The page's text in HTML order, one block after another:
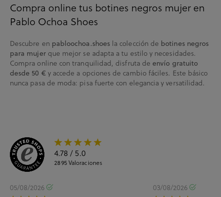
Compra online tus botines negros mujer en
Pablo Ochoa Shoes
Descubre en pabloochoa.shoesla colección de botines negros
para mujerque mejor se adapta a tu estilo y necesidades.
Compra online con tranquilidad, disfruta deenvío gratuito
desde 50 €y accede a opciones de cambio fáciles. Este básico
nunca pasa de moda: pisa fuerte con elegancia y versatilidad.
4.78 / 5.0
2895Valoraciones
05/08/2026 03/08/2026